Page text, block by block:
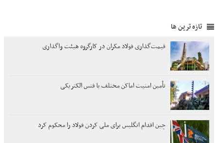
تازه ترین ها
قیمت‌گذاری فولاد مکران در کارگروه هیئت واگذاری
تأمین امنیت اماکن مختلف با فنس الکتریکی
چین اقدام انگلیس برای ملی کردن فولاد را محکوم کرد